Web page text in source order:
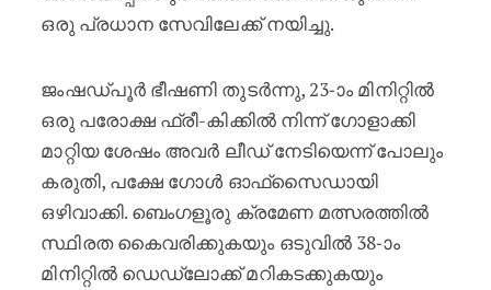
ഒരു പ്രധാന സേവിലേക്ക് നയിച്ചു.
ജംഷഡ്പൂർ ഭീഷണി തുടർന്നു, 23-ാം മിനിറ്റിൽ
ഒരു പരോക്ഷ ഫ്രീ-കിക്കിൽ നിന്ന് ഗോളാക്കി
മാറ്റിയ ശേഷം അവർ ലീഡ് നേടിയെന്ന് പോലും
കരുതി, പക്ഷേ ഗോൾ ഓഫ്‌സൈഡായി
ഒഴിവാക്കി. ബെംഗളൂരു ക്രമേണ മത്സരത്തിൽ
സ്ഥിരത കൈവരിക്കുകയും ഒടുവിൽ 38-ാം
മിനിറ്റിൽ ഡെഡ്‌ലോക്ക് മറികടക്കുകയും